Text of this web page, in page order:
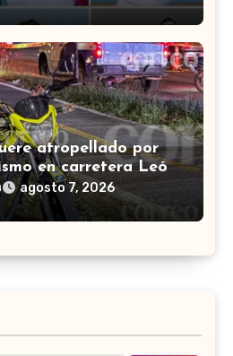
atropellado por
en carretera León-
Rincón
agosto 7, 2026